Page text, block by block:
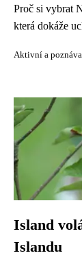
Proč si vybrat
která dokáže
Aktivní a
Island
Islandu